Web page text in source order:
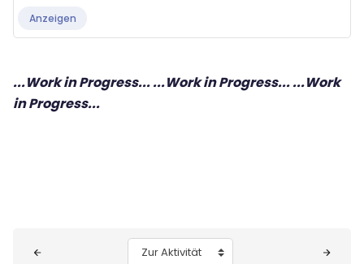
Anzeigen
...Work in Progress... ...Work in Progress... ...Work
in Progress...
Zur Aktivität